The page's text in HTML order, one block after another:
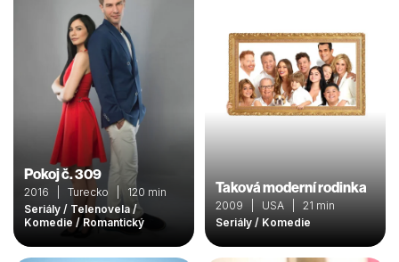
Pokoj č. 309
2016 | Turecko | 120 min
Seriály / Telenovela /
Komedie / Romantický
Taková moderní rodinka
2009 | USA | 21 min
Seriály / Komedie